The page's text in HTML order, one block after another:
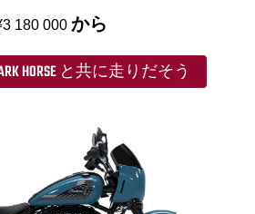
180 000 から
HORSE と共に走りだそう